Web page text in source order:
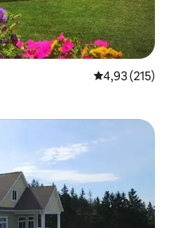
Średnia
4,93 (215)